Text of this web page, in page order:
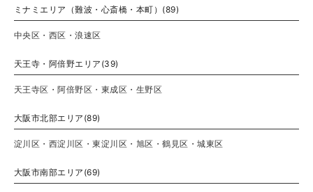
ミナミエリア（難波・心斎橋・本町）(89)
中央区・西区・浪速区
天王寺・阿倍野エリア(39)
天王寺区・阿倍野区・東成区・生野区
大阪市北部エリア(89)
淀川区・西淀川区・東淀川区・旭区・鶴見区・城東区
大阪市南部エリア(69)